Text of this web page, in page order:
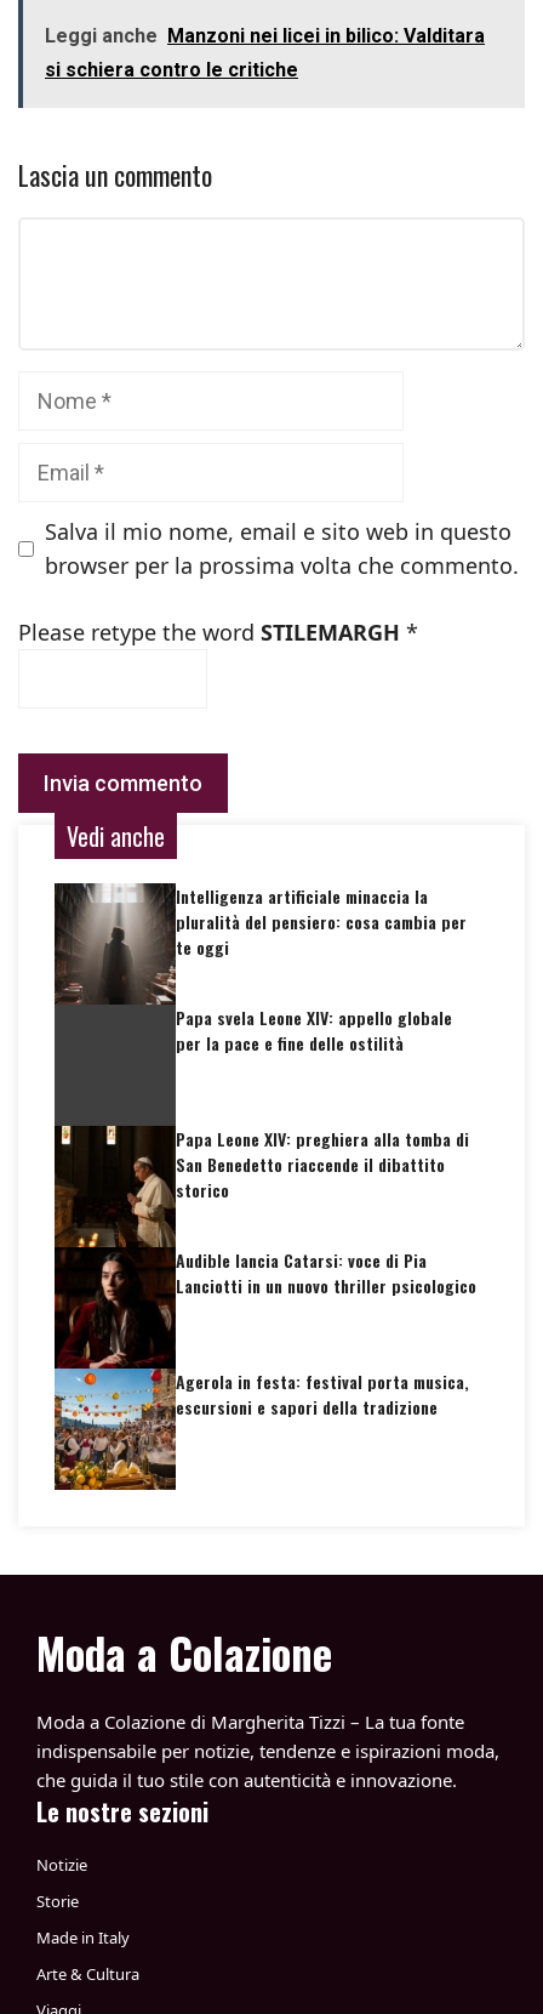
Leggi anche Manzoni nei licei in bilico: Valditara
si schiera contro le critiche
Lascia un commento
Salva il mio nome, email e sito web in questo
browser per la prossima volta che commento.
Please retype the word STILEMARGH *
Vedi anche
Intelligenza artificiale minaccia la
pluralità del pensiero: cosa cambia per
te oggi
Papa svela Leone XIV: appello globale
per la pace e fine delle ostilità
Papa Leone XIV: preghiera alla tomba di
San Benedetto riaccende il dibattito
storico
Audible lancia Catarsi: voce di Pia
Lanciotti in un nuovo thriller psicologico
Agerola in festa: festival porta musica,
escursioni e sapori della tradizione
Moda a Colazione
Moda a Colazione di Margherita Tizzi – La tua fonte
indispensabile per notizie, tendenze e ispirazioni moda,
che guida il tuo stile con autenticità e innovazione.
Le nostre sezioni
Notizie
Storie
Made in Italy
Arte & Cultura